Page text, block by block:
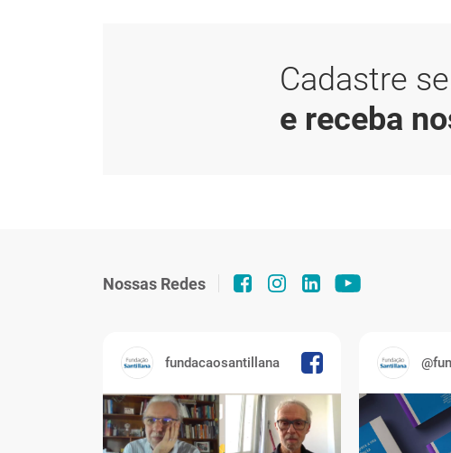
Cadastre
e receba
Nossas Redes
fundacaosantillana